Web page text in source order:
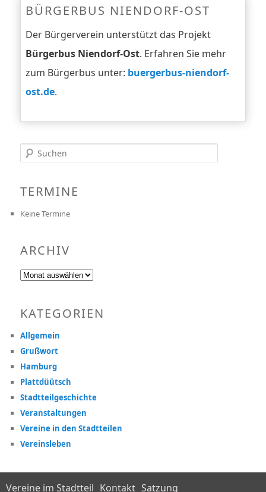
BÜRGERBUS NIENDORF-OST
Der Bürgerverein unterstützt das Projekt
Bürgerbus Niendorf-Ost. Erfahren Sie mehr
zum Bürgerbus unter: buergerbus-niendorf-
ost.de.
Suchen
TERMINE
Keine Termine
ARCHIV
Archiv
KATEGORIEN
Allgemein
Grußwort
Hamburg
Plattdüütsch
Stadtteilgeschichte
Veranstaltungen
Vereine in den Stadtteilen
Vereinsleben
Vereine im Stadtteil Kontakt Satzung